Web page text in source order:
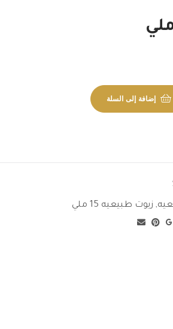
إضافة إلى السلة
, زيوت طبيعيه 15 ملي